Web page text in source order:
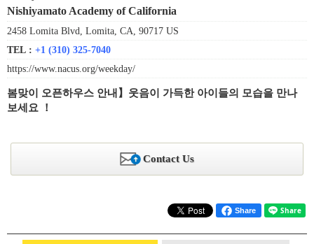
Nishiyamato Academy of California
2458 Lomita Blvd, Lomita, CA, 90717 US
TEL : +1 (310) 325-7040
https://www.nacus.org/weekday/
봄맞이 오픈하우스 안내】웃음이 가득한 아이들의 모습을 만나
보세요 ！
Contact Us
Share